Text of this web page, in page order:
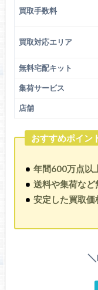
買取手数料
買取対応エリア
無料宅配キット
集荷サービス
店舗
おすすめポイン
年間600万点以
送料や集荷など
安定した買取価